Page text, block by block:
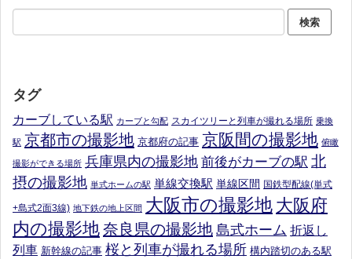
タグ
カーブしている駅 カーブと勾配 スカイツリーと列車が撮れる場所 乗換
駅 京都市の撮影地 京都府の記事 京阪間の撮影地 俯瞰
撮影ができる場所 兵庫県内の撮影地 前後がカーブの駅 北
摂の撮影地 単式ホームの駅 単線交換駅 単線区間 国鉄型配線(単式
+島式2面3線) 地下鉄の地上区間 大阪市の撮影地 大阪府
内の撮影地奈良県の撮影地 島式ホーム 折返し
列車 新幹線の記事 桜と列車が撮れる場所 構内踏切のある駅